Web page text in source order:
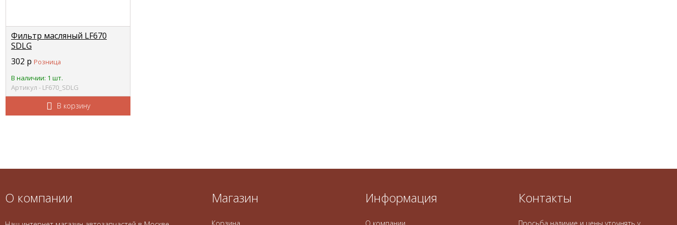
Фильтр масляный LF670
SDLG
302 р Розница
В наличии: 1 шт.
Артикул - LF670_SDLG
В корзину
О компании Магазин Информация Контакты